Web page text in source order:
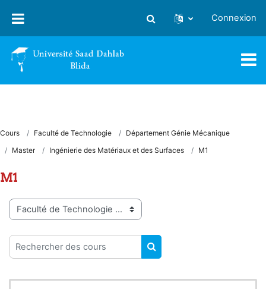
Activer/désactiver la saisie
Connexion
Cours Faculté de Technologie
Département Génie Mécanique
Master
Ingénierie des Matériaux et des Surfaces M1
M1
Catégories de cours
Rechercher des cours
RECHERCHER DES